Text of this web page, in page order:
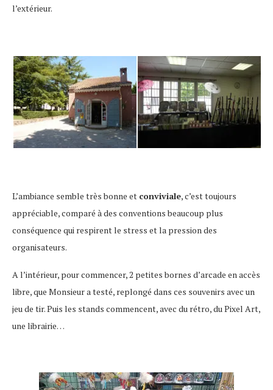
l’extérieur.
L’ambiance semble très bonne et conviviale, c’est toujours
appréciable, comparé à des conventions beaucoup plus
conséquence qui respirent le stress et la pression des
organisateurs.
A l’intérieur, pour commencer, 2 petites bornes d’arcade en accès
libre, que Monsieur a testé, replongé dans ces souvenirs avec un
jeu de tir. Puis les stands commencent, avec du rétro, du Pixel Art,
une librairie…